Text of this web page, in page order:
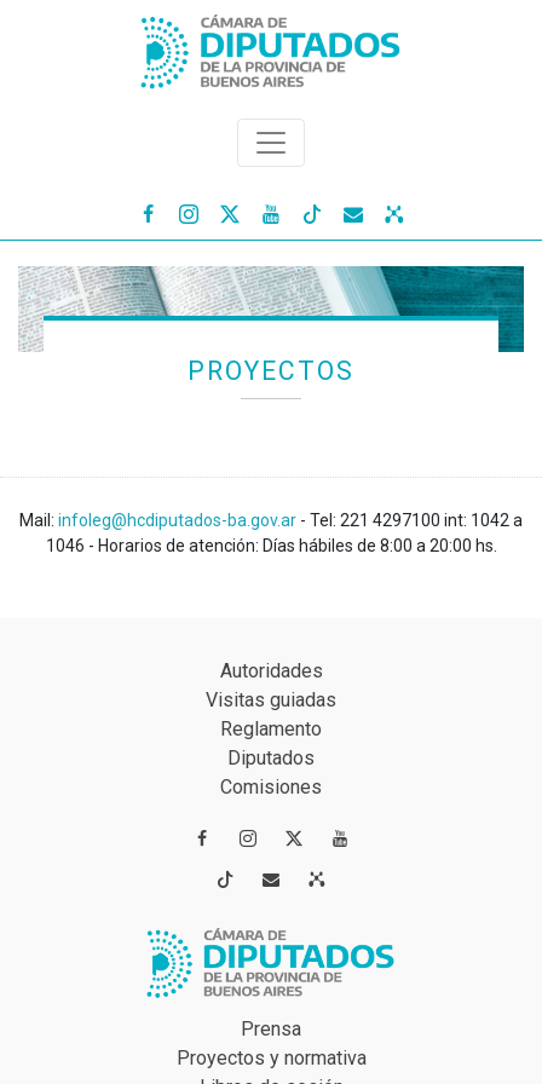
   
PROYECTOS
Mail: infoleg@hcdiputados-ba.gov.ar - Tel: 221 4297100 int: 1042 a
1046 - Horarios de atención: Días hábiles de 8:00 a 20:00 hs.
Autoridades
Visitas guiadas
Reglamento
Diputados
Comisiones
 
 
Prensa
Proyectos y normativa